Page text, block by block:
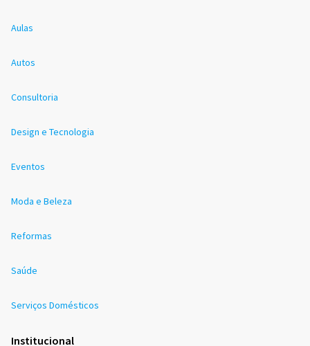
Aulas
Autos
Consultoria
Design e Tecnologia
Eventos
Moda e Beleza
Reformas
Saúde
Serviços Domésticos
Institucional